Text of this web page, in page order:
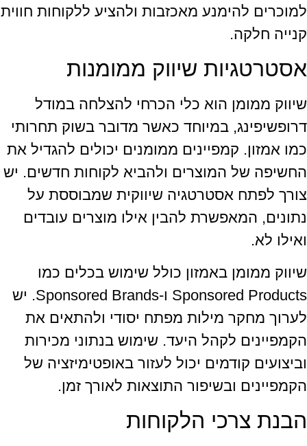
למוכרים להימנע מאכזבות ולהציע ללקוחות חווית
קנייה חלקה.
אסטרטגיות שיווק ממומנות
שיווק ממומן הוא כלי הכרחי להצלחה במודל
דרופשיפינג, במיוחד כאשר מדובר בשוק תחרותי
כמו אמזון. קמפיינים ממומנים יכולים להגדיל את
החשיפה של המוצרים ולהביא לקוחות חדשים. יש
צורך לפתח אסטרטגיה שיווקית שמבוססת על
נתונים, המאפשרת להבין אילו מוצרים עובדים
ואילו לא.
שיווק ממומן באמזון כולל שימוש בכלים כמו
Sponsored Products ו-Sponsored Brands. יש
לערוך מחקר מילות מפתח יסודי ולהתאים את
הקמפיינים לקהל היעד. שימוש בנתוני מכירות
וביצועים קודמים יכול לעזור באופטימיזציה של
הקמפיינים ובשיפור התוצאות לאורך זמן.
הבנת צרכי הלקוחות